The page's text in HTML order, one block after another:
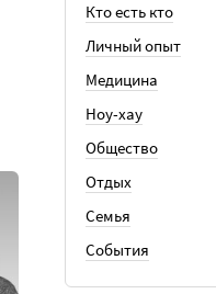
Кто есть кто
Личный опыт
Медицина
Ноу-хау
Общество
Отдых
Семья
События